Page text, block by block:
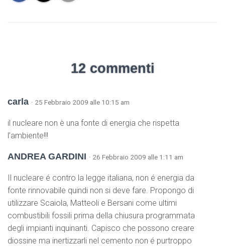
12 commenti
carla · 25 Febbraio 2009 alle 10:15 am
il nucleare non è una fonte di energia che rispetta
l’ambiente!!!
ANDREA GARDINI · 26 Febbraio 2009 alle 1:11 am
Il nucleare é contro la legge italiana, non é energia da
fonte rinnovabile quindi non si deve fare. Propongo di
utilizzare Scaiola, Matteoli e Bersani come ultimi
combustibili fossili prima della chiusura programmata
degli impianti inquinanti. Capisco che possono creare
diossine ma inertizzarli nel cemento non é purtroppo